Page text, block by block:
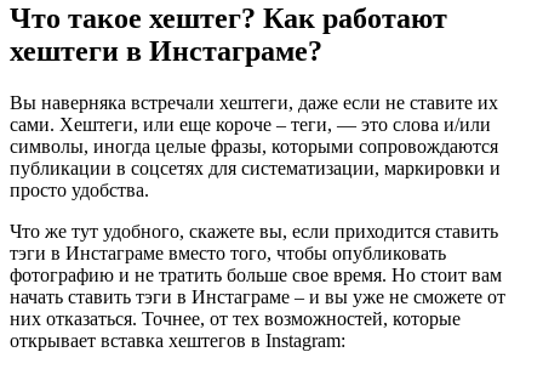
Что такое хештег? Как работают
хештеги в Инстаграме?
Вы наверняка встречали хештеги, даже если не ставите их
сами. Хештеги, или еще короче – теги, — это слова и/или
символы, иногда целые фразы, которыми сопровождаются
публикации в соцсетях для систематизации, маркировки и
просто удобства.
Что же тут удобного, скажете вы, если приходится ставить
тэги в Инстаграме вместо того, чтобы опубликовать
фотографию и не тратить больше свое время. Но стоит вам
начать ставить тэги в Инстаграме – и вы уже не сможете от
них отказаться. Точнее, от тех возможностей, которые
открывает вставка хештегов в Instagram: